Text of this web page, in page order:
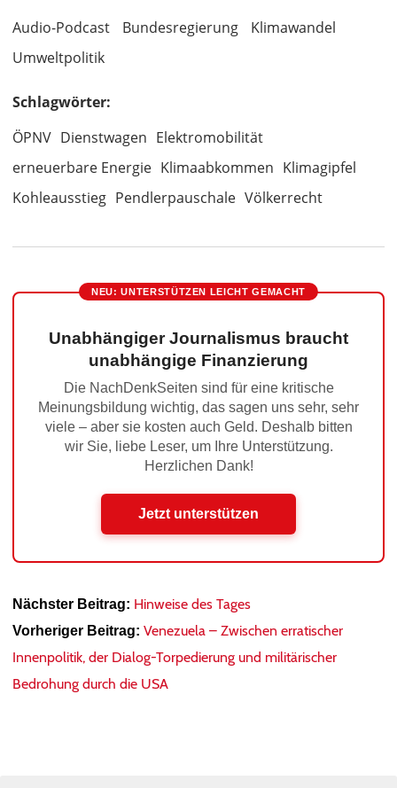
Audio-Podcast
Bundesregierung
Klimawandel
Umweltpolitik
Schlagwörter:
ÖPNV Dienstwagen Elektromobilität
erneuerbare Energie Klimaabkommen Klimagipfel
Kohleausstieg Pendlerpauschale Völkerrecht
NEU: UNTERSTÜTZEN LEICHT GEMACHT
Unabhängiger Journalismus braucht
unabhängige Finanzierung
Die NachDenkSeiten sind für eine kritische
Meinungsbildung wichtig, das sagen uns sehr, sehr
viele – aber sie kosten auch Geld. Deshalb bitten
wir Sie, liebe Leser, um Ihre Unterstützung.
Herzlichen Dank!
Jetzt unterstützen
Nächster Beitrag: Hinweise des Tages
Vorheriger Beitrag: Venezuela – Zwischen erratischer
Innenpolitik, der Dialog-Torpedierung und militärischer
Bedrohung durch die USA